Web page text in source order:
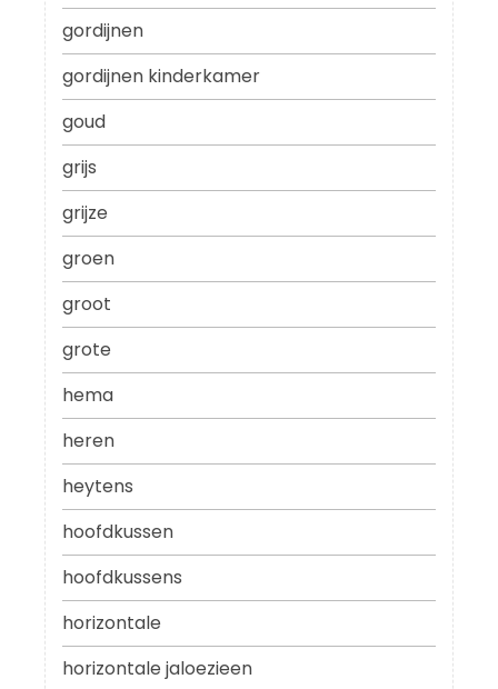
gordijnen
gordijnen kinderkamer
goud
grijs
grijze
groen
groot
grote
hema
heren
heytens
hoofdkussen
hoofdkussens
horizontale
horizontale jaloezieen